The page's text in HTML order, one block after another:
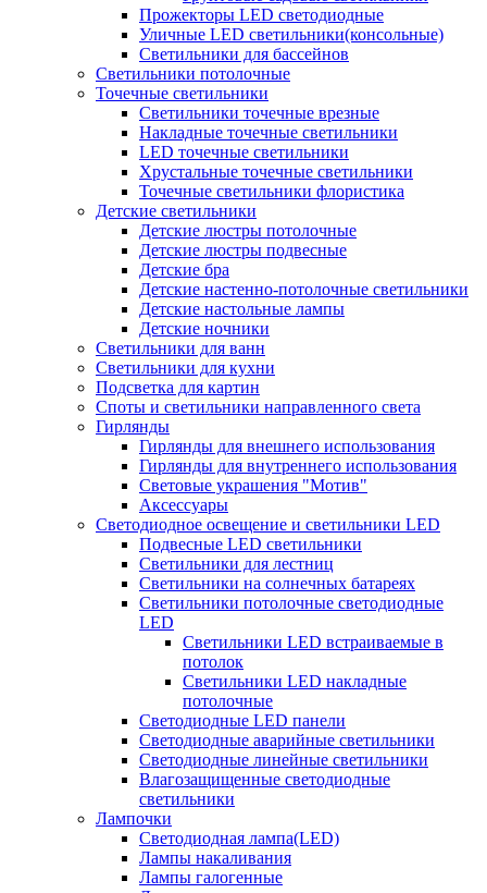
Прожекторы LED светодиодные
Уличные LED светильники(консольные)
Светильники для бассейнов
Светильники потолочные
Точечные светильники
Светильники точечные врезные
Накладные точечные светильники
LED точечные светильники
Хрустальные точечные светильники
Точечные светильники флористика
Детские светильники
Детские люстры потолочные
Детские люстры подвесные
Детские бра
Детские настенно-потолочные светильники
Детские настольные лампы
Детские ночники
Светильники для ванн
Светильники для кухни
Подсветка для картин
Споты и светильники направленного света
Гирлянды
Гирлянды для внешнего использования
Гирлянды для внутреннего использования
Световые украшения "Мотив"
Аксессуары
Светодиодное освещение и светильники LED
Подвесные LED светильники
Светильники для лестниц
Светильники на солнечных батареях
Светильники потолочные светодиодные
LED
Cветильники LED встраиваемые в
потолок
Светильники LED накладные
потолочные
Светодиодные LED панели
Светодиодные аварийные светильники
Светодиодные линейные светильники
Влагозащищенные светодиодные
светильники
Лампочки
Светодиодная лампа(LED)
Лампы накаливания
Лампы галогенные